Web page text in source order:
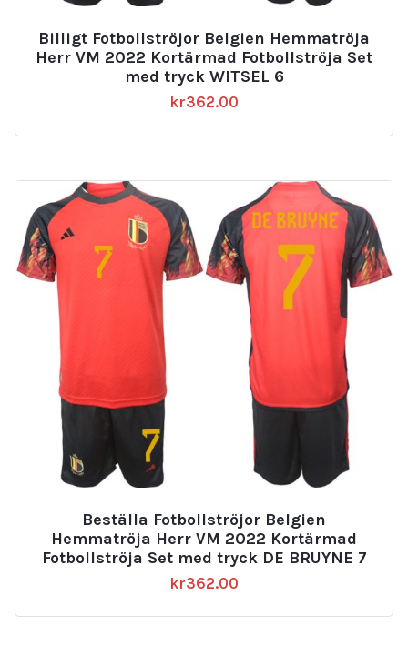
Billigt Fotbollströjor Belgien Hemmatröja
Herr VM 2022 Kortärmad Fotbollströja Set
med tryck WITSEL 6